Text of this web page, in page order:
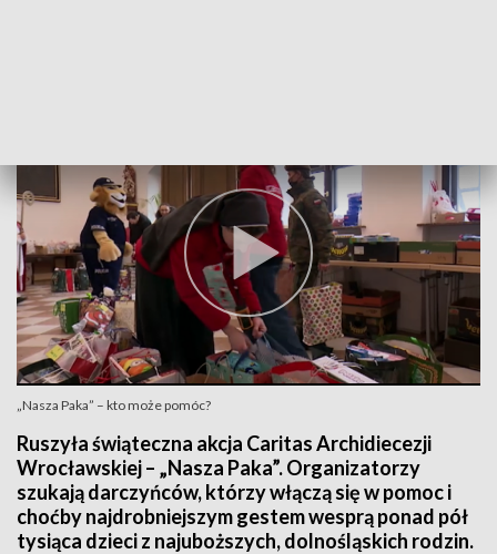
„Nasza Paka” – kto może pomóc?
Ruszyła świąteczna akcja Caritas Archidiecezji
Wrocławskiej – „Nasza Paka”. Organizatorzy
szukają darczyńców, którzy włączą się w pomoc i
choćby najdrobniejszym gestem wesprą ponad pół
tysiąca dzieci z najuboższych, dolnośląskich rodzin.